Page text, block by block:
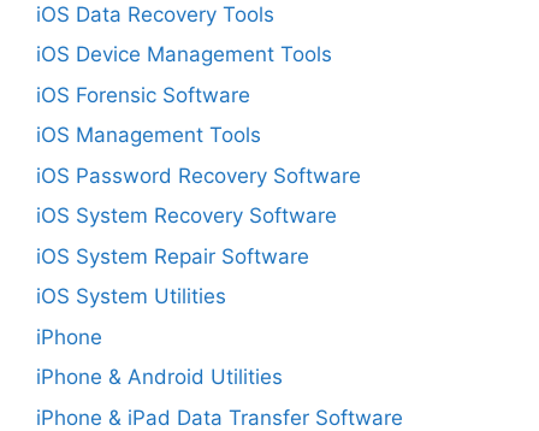
iOS Data Recovery Tools
iOS Device Management Tools
iOS Forensic Software
iOS Management Tools
iOS Password Recovery Software
iOS System Recovery Software
iOS System Repair Software
iOS System Utilities
iPhone
iPhone & Android Utilities
iPhone & iPad Data Transfer Software